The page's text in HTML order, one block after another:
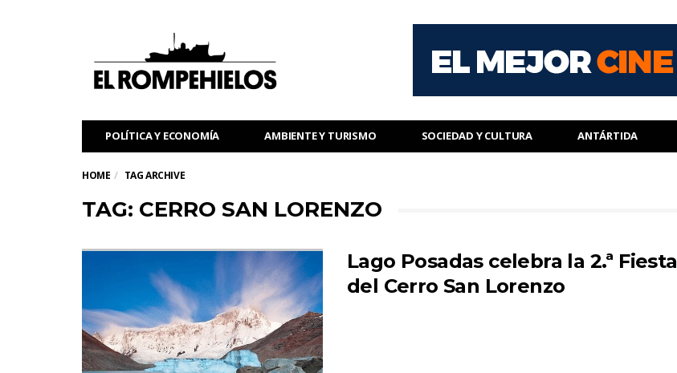
POLÍTICA Y ECONOMÍA AMBIENTE Y TURISMO SOCIEDAD Y CULTURA ANTÁRTIDA
HOME TAG ARCHIVE
TAG: CERRO SAN LORENZO
Lago Posadas celebra la 2.ª Fiesta
del Cerro San Lorenzo